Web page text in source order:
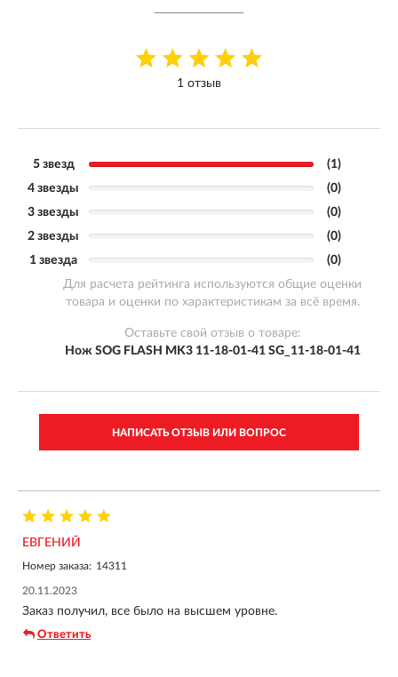
1 отзыв
5 звезд
(1)
4 звезды
(0)
3 звезды
(0)
2 звезды
(0)
1 звезда
(0)
Для расчета рейтинга используются общие оценки
товара и оценки по характеристикам за всё время.
Оставьте свой отзыв о товаре:
Нож SOG FLASH MK3 11-18-01-41 SG_11-18-01-41
НАПИСАТЬ ОТЗЫВ ИЛИ ВОПРОС
ЕВГЕНИЙ
Номер заказа: 14311
20.11.2023
Заказ получил, все было на высшем уровне.
Ответить